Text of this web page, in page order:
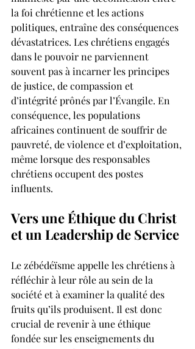
la foi chrétienne et les actions
politiques, entraîne des conséquences
dévastatrices. Les chrétiens engagés
dans le pouvoir ne parviennent
souvent pas à incarner les principes
de justice, de compassion et
d’intégrité prônés par l’Évangile. En
conséquence, les populations
africaines continuent de souffrir de
pauvreté, de violence et d’exploitation,
même lorsque des responsables
chrétiens occupent des postes
influents.
Vers une Éthique du Christ
et un Leadership de Service
Le zébédéïsme appelle les chrétiens à
réfléchir à leur rôle au sein de la
société et à examiner la qualité des
fruits qu’ils produisent. Il est donc
crucial de revenir à une éthique
fondée sur les enseignements du